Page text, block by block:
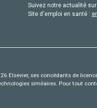
Suivez notre actualité
Site d'emploi en santé :
Elsevier, ses concédants de
similaires. Pour tout